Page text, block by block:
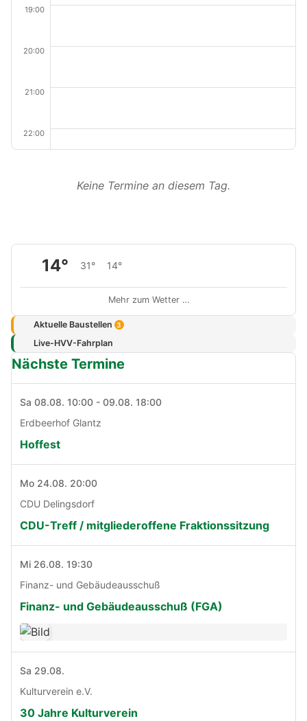
19:00
20:00
21:00
22:00
Keine Termine an diesem Tag.
14° 31° 14°
Mehr zum Wetter …
Aktuelle Baustellen 3
Live-HVV-Fahrplan
Nächste Termine
Sa 08.08. 10:00 - 09.08. 18:00
Erdbeerhof Glantz
Hoffest
Mo 24.08. 20:00
CDU Delingsdorf
CDU-Treff / mitgliederoffene Fraktionssitzung
Mi 26.08. 19:30
Finanz- und Gebäudeausschuß
Finanz- und Gebäudeausschuß (FGA)
Sa 29.08.
Kulturverein e.V.
30 Jahre Kulturverein